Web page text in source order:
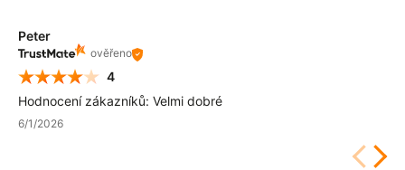
Peter
ověřeno
4
Hodnocení zákazníků: Velmi dobré
6/1/2026